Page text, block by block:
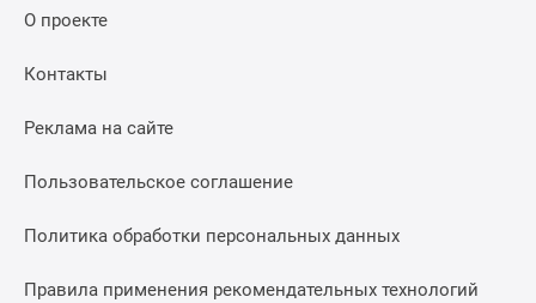
О проекте
Контакты
Реклама на сайте
Пользовательское соглашение
Политика обработки персональных данных
Правила применения рекомендательных технологий